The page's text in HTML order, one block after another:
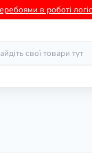
в роботі